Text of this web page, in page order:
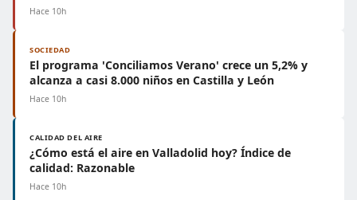
Hace 10h
SOCIEDAD
El programa 'Conciliamos Verano' crece un 5,2% y
alcanza a casi 8.000 niños en Castilla y León
Hace 10h
CALIDAD DEL AIRE
¿Cómo está el aire en Valladolid hoy? Índice de
calidad: Razonable
Hace 10h